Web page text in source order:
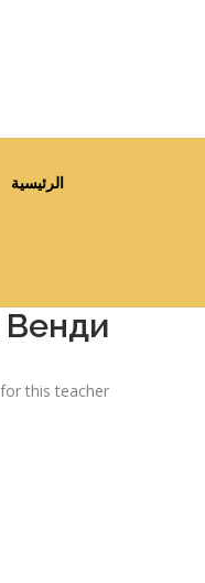
الرئيسية
Венди
this teacher.